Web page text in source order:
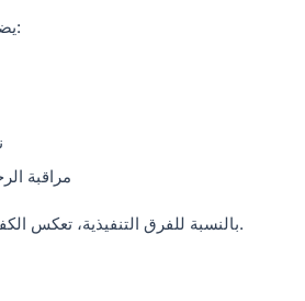
يضمن نقل المطار الجماعي:
مراقبة
بالنسبة للفرق التنفيذية، تعكس الكفاءة نزاهة العلامة التجارية.